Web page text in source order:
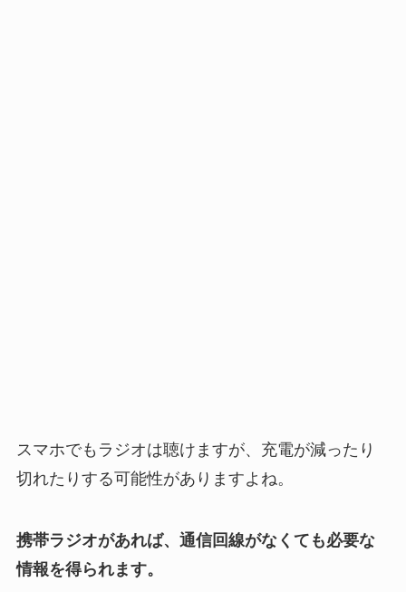
スマホでもラジオは聴けますが、充電が減ったり
切れたりする可能性がありますよね。
携帯ラジオがあれば、通信回線がなくても必要な
情報を得られます。